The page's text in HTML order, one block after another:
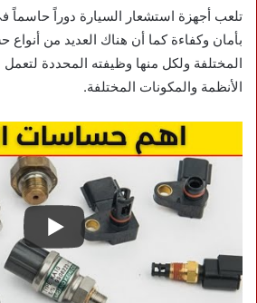
تلعب أجهزة استشعار السيارة دوراً
بأمان وكفاءة كما أن هناك العديد من
المختلفة ولكل منها وظيفته المحددة
الأنظمة والمكونات المختلفة.